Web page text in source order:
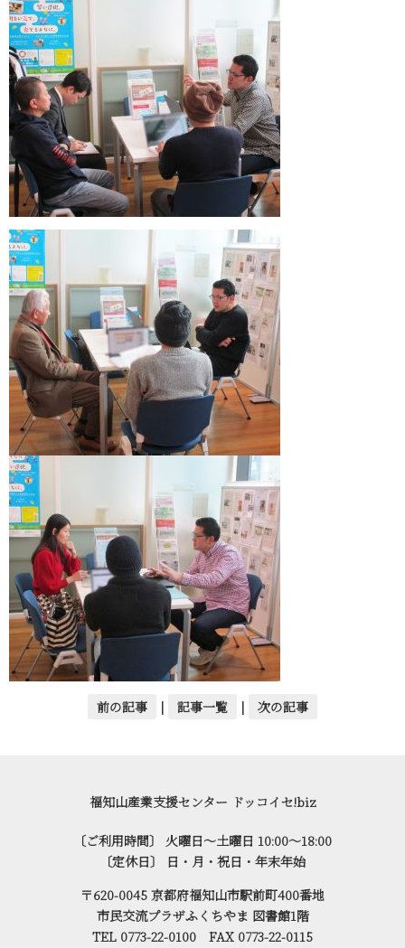
前の記事 | 記事一覧 | 次の記事
福知山産業支援センター ドッコイセ!biz
〔ご利用時間〕 火曜日～土曜日 10:00～18:00
〔定休日〕 日・月・祝日・年末年始
〒620-0045 京都府福知山市駅前町400番地
市民交流プラザふくちやま 図書館1階
TEL 0773-22-0100 FAX 0773-22-0115